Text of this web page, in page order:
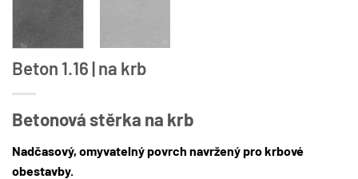
Beton 1.16 | na krb
Betonová stěrka na krb
Nadčasový, omyvatelný povrch navržený pro krbové
obestavby.